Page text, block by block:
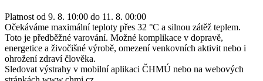
Platnost od 9. 8. 10:00 do 11. 8. 00:00
Očekáváme maximální teploty přes 32 °C a silnou zátěž teplem.
Toto je předběžné varování. Možné komplikace v dopravě,
energetice a živočišné výrobě, omezení venkovních aktivit nebo i
ohrožení zdraví člověka.
Sledovat výstrahy v mobilní aplikaci ČHMÚ nebo na webových